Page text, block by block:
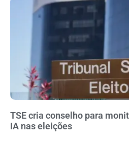
TSE cria conselho para
IA nas eleições